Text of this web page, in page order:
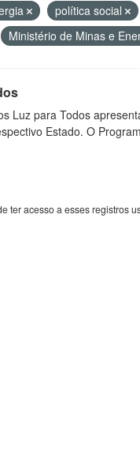
política social
Ministério de Minas e
Luz para Todos
Estado. O
ter acesso a esses registros